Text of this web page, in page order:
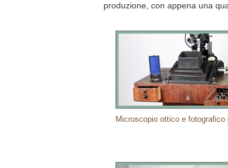
produzione, con appena una
Microscopio ottico e fotografico